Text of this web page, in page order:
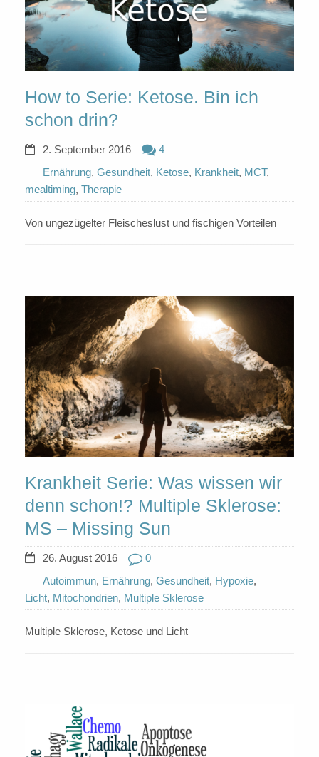
How to Serie: Ketose. Bin ich
schon drin?
2. September 2016
4
Ernährung, Gesundheit, Ketose, Krankheit, MCT,
mealtiming, Therapie
Von ungezügelter Fleischeslust und fischigen Vorteilen
Krankheit Serie: Was wissen wir
denn schon!? Multiple Sklerose:
MS – Missing Sun
26. August 2016
0
Autoimmun, Ernährung, Gesundheit, Hypoxie,
Licht, Mitochondrien, Multiple Sklerose
Multiple Sklerose, Ketose und Licht